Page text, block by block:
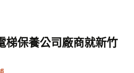
梯保養公司廠商就新竹